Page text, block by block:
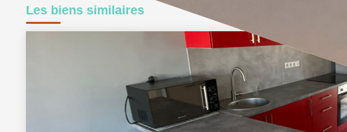
Les biens similaires